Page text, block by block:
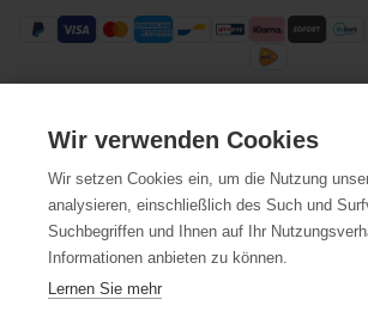
Wir verwenden Cookies
Wir setzen Cookies ein, um die Nutzung
analysieren, einschließlich des Such und
Suchbegriffen und Ihnen auf Ihr
Informationen anbieten zu können.
Lernen Sie mehr
Trustpilot